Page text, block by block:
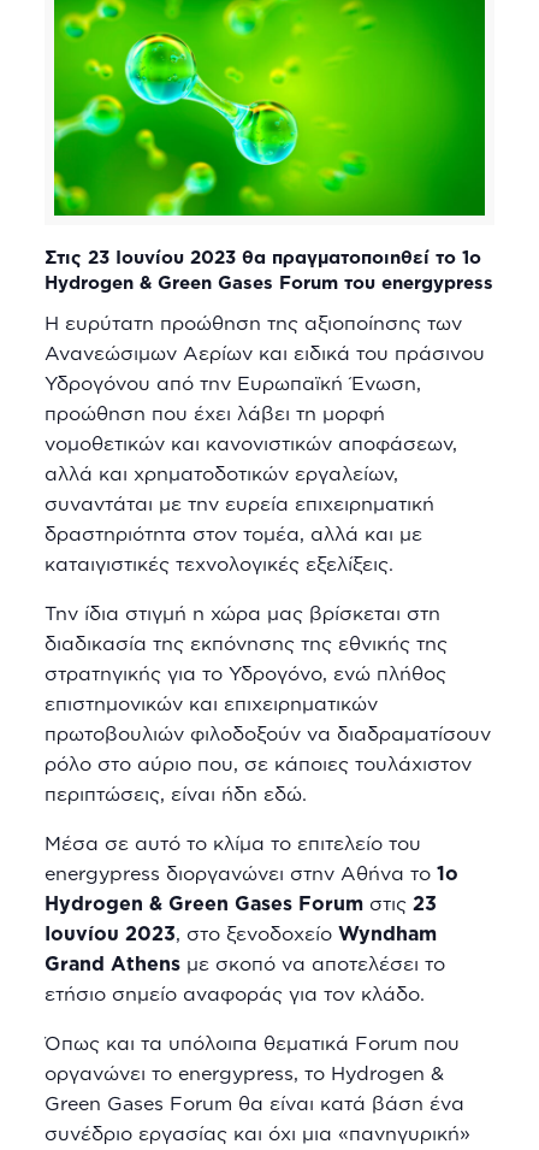
Στις 23 Ιουνίου 2023 θα πραγματοποιηθεί το 1o
Hydrogen & Green Gases Forum του energypress
Η ευρύτατη προώθηση της αξιοποίησης των
Ανανεώσιμων Αερίων και ειδικά του πράσινου
Υδρογόνου από την Ευρωπαϊκή Ένωση,
προώθηση που έχει λάβει τη μορφή
νομοθετικών και κανονιστικών αποφάσεων,
αλλά και χρηματοδοτικών εργαλείων,
συναντάται με την ευρεία επιχειρηματική
δραστηριότητα στον τομέα, αλλά και με
καταιγιστικές τεχνολογικές εξελίξεις.
Την ίδια στιγμή η χώρα μας βρίσκεται στη
διαδικασία της εκπόνησης της εθνικής της
στρατηγικής για το Υδρογόνο, ενώ πλήθος
επιστημονικών και επιχειρηματικών
πρωτοβουλιών φιλοδοξούν να διαδραματίσουν
ρόλο στο αύριο που, σε κάποιες τουλάχιστον
περιπτώσεις, είναι ήδη εδώ.
Μέσα σε αυτό το κλίμα το επιτελείο του
energypress διοργανώνει στην Αθήνα το 1o
Hydrogen & Green Gases Forumστις 23
Ιουνίου 2023, στο ξενοδοχείο Wyndham
Grand Athensμε σκοπό να αποτελέσει το
ετήσιο σημείο αναφοράς για τον κλάδο.
Όπως και τα υπόλοιπα θεματικά Forum που
οργανώνει το energypress, το Hydrogen &
Green Gases Forum θα είναι κατά βάση ένα
συνέδριο εργασίας και όχι μια «πανηγυρική»